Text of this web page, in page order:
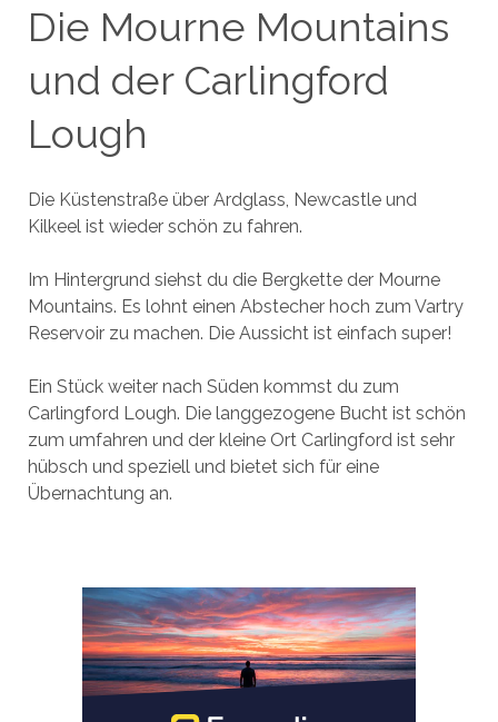
Die Mourne Mountains
und der Carlingford
Lough
Die Küstenstraße über Ardglass, Newcastle und
Kilkeel ist wieder schön zu fahren.
Im Hintergrund siehst du die Bergkette der Mourne
Mountains. Es lohnt einen Abstecher hoch zum Vartry
Reservoir zu machen. Die Aussicht ist einfach super!
Ein Stück weiter nach Süden kommst du zum
Carlingford Lough. Die langgezogene Bucht ist schön
zum umfahren und der kleine Ort Carlingford ist sehr
hübsch und speziell und bietet sich für eine
Übernachtung an.